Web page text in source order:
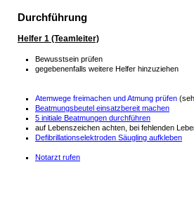
Durchführung
Helfer 1 (Teamleiter)
Bewusstsein prüfen
gegebenenfalls weitere Helfer hinzuziehen
Atemwege freimachen und Atmung prüfen
Beatmungsbeutel einsatzbereit machen
5 initiale Beatmungen durchführen
auf Lebenszeichen achten, bei fehlenden
Defibrillationselektroden Säugling aufkleben
Notarzt rufen